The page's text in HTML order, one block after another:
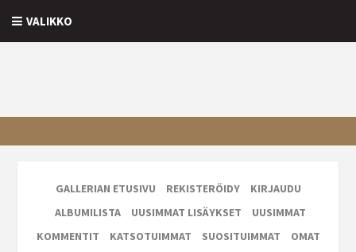
VALIKKO
GALLERIAN ETUSIVU REKISTERÖIDY
KIRJAUDU
ALBUMILISTA
UUSIMMAT LISÄYKSET
UUSIMMAT
KOMMENTIT
KATSOTUIMMAT SUOSITUIMMAT
OMAT